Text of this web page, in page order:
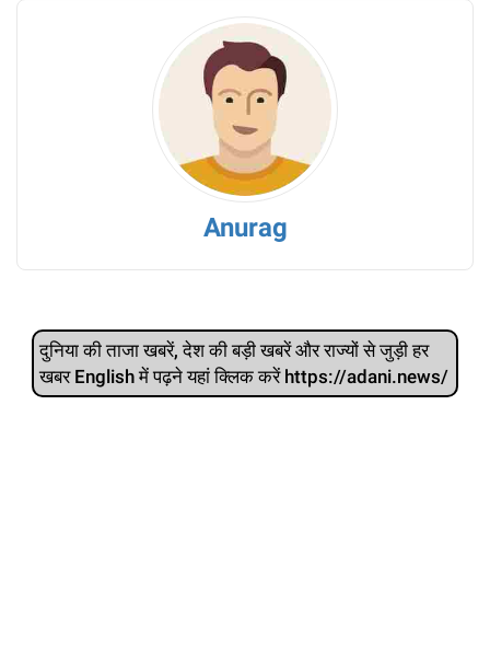
Anurag
दुनिया की ताजा खबरें, देश की बड़ी खबरें और राज्‍यों से जुड़ी हर
खबर English में पढ़ने यहां क्लिक करें https://adani.news/